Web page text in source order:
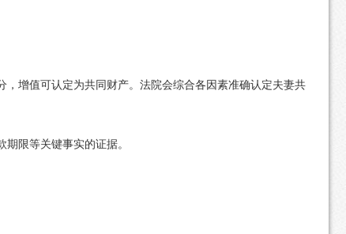
增值可认定为共同财产。法院会综合各因素准确认定夫妻共
限等关键事实的证据。